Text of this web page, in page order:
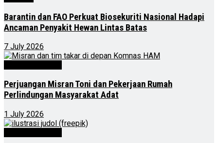
Barantin dan FAO Perkuat Biosekuriti Nasional Hadapi
Ancaman Penyakit Hewan Lintas Batas
7 July 2026
Perjuangan Misran Toni dan Pekerjaan Rumah
Perlindungan Masyarakat Adat
1 July 2026